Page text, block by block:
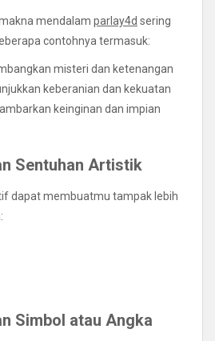
mendalam parlay4d sering
contohnya termasuk:
misteri dan ketenangan
keberanian dan kekuatan
keinginan dan impian
Sentuhan Artistik
dapat membuatmu tampak lebih
Simbol atau Angka